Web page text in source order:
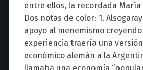
entre ellos, la recordada María
Dos notas de color: 1.
apoyo al menemismo
experiencia traería una
económico alemán a la